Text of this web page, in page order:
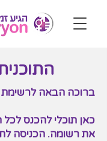
ברוכה הבאה לרשימת
כאן תוכלי להכנס לכל
את רשומה. הכניסה